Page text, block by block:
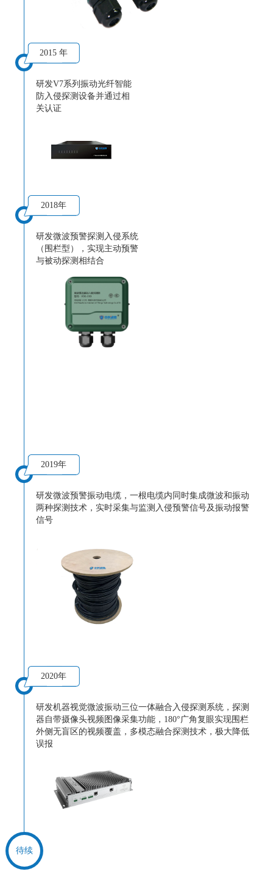
2015 年
研发V7系列振动光纤智能
防入侵探测设备并通过相
关认证
2018年
研发微波预警探测入侵系统
（围栏型），实现主动预警
与被动探测相结合
2019年
研发微波预警振动电缆，一根电缆内同时集成微波和振动
两种探测技术，实时采集与监测入侵预警信号及振动报警
信号
2020年
研发机器视觉微波振动三位一体融合入侵探测系统，探测
器自带摄像头视频图像采集功能，180°广角复眼实现围栏
外侧无盲区的视频覆盖，多模态融合探测技术，极大降低
误报
待续